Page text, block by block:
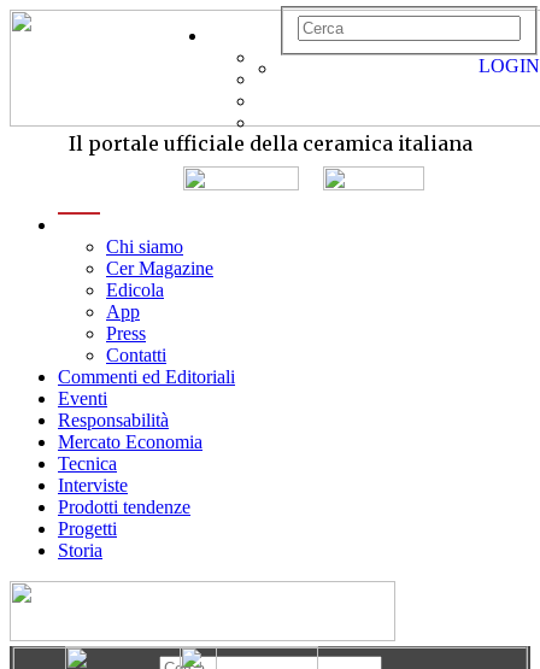
Il portale ufficiale della ceramica italiana
Chi siamo
Cer Magazine
Edicola
App
Press
Contatti
Commenti ed Editoriali
Eventi
Responsabilità
Mercato Economia
Tecnica
Interviste
Prodotti tendenze
Progetti
Storia
LOGIN